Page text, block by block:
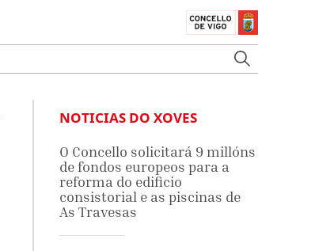
NOTICIAS DO XOVES
O Concello solicitará 9 millóns
de fondos europeos para a
reforma do edificio
consistorial e as piscinas de
As Travesas